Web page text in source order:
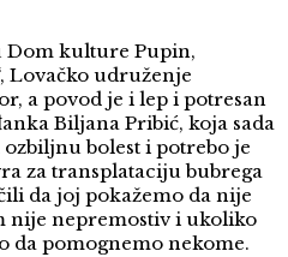
Dom kulture Pupin,
Lovačko udruženje
a povod je i lep i potresan
Biljana Pribić, koja sada
bolest i potrebo je
za transplataciju bubrega
da joj pokažemo da nije
nije nepremostiv i ukoliko
da pomognemo nekome.